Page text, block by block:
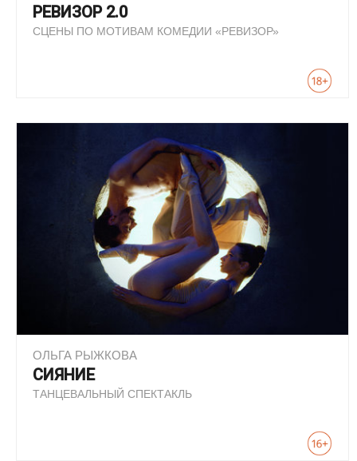
РЕВИЗОР 2.0
СЦЕНЫ ПО МОТИВАМ КОМЕДИИ «РЕВИЗОР»
ОЛЬГА РЫЖКОВА
СИЯНИЕ
ТАНЦЕВАЛЬНЫЙ СПЕКТАКЛЬ